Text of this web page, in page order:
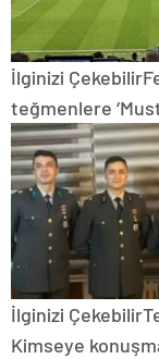
İlginizi Çekebilir
teğmenlere
İlginizi Çekebilir
Kimseye